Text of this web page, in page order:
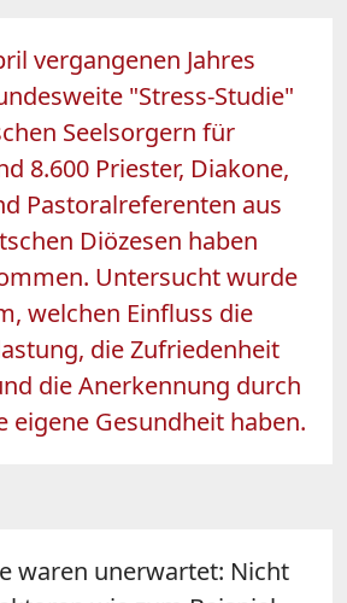
vergangenen Jahres
"Stress-Studie"
Seelsorgern für
8.600 Priester, Diakone,
Pastoralreferenten aus
Diözesen haben
Untersucht wurde
welchen Einfluss die
die Zufriedenheit
die Anerkennung durch
eigene Gesundheit haben.
waren unerwartet: Nicht